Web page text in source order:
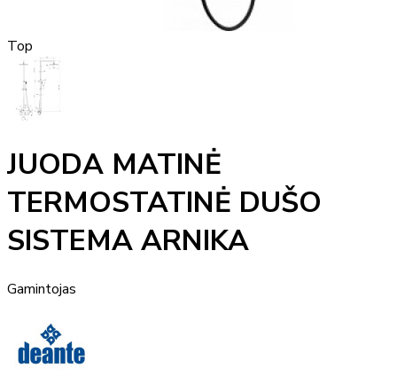
Top
JUODA MATINĖ
TERMOSTATINĖ DUŠO
SISTEMA ARNIKA
Gamintojas